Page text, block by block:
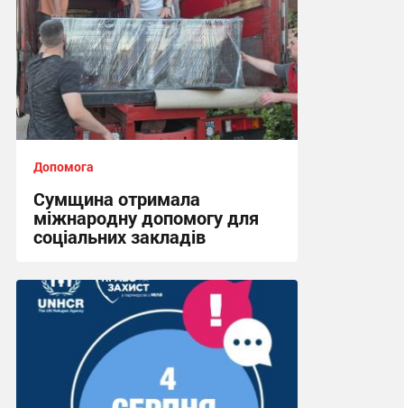
Допомога
Сумщина отримала
міжнародну допомогу для
соціальних закладів
08:45, 31.07.2026